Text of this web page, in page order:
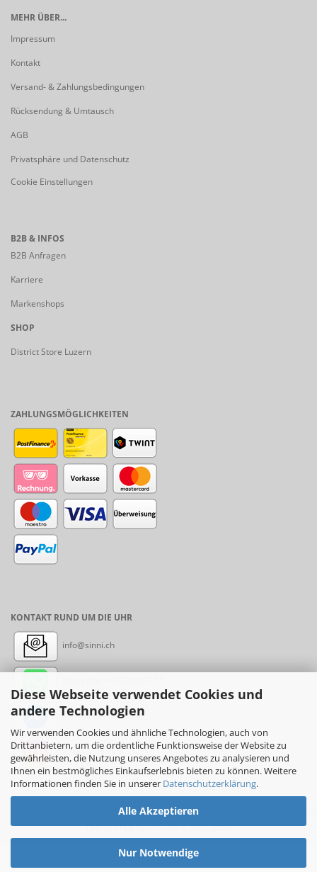
Diese Webseite verwendet Cookies und
andere Technologien
Wir verwenden Cookies und ähnliche Technologien, auch von
Drittanbietern, um die ordentliche Funktionsweise der Website zu
gewährleisten, die Nutzung unseres Angebotes zu analysieren und
Ihnen ein bestmögliches Einkaufserlebnis bieten zu können. Weitere
Informationen finden Sie in unserer Datenschutzerklärung.
Alle Akzeptieren
Nur Notwendige
MEHR ÜBER...
Impressum
Kontakt
Versand- & Zahlungsbedingungen
Rücksendung & Umtausch
AGB
Privatsphäre und Datenschutz
Cookie Einstellungen
B2B & INFOS
B2B Anfragen
Karriere
Markenshops
SHOP
District Store Luzern
ZAHLUNGSMÖGLICHKEITEN
KONTAKT RUND UM DIE UHR
info@sinni.ch
Messenger: sinni.ch
Instagram: sinni_ch
Online-Shopby sinni.ch © 2017-2026